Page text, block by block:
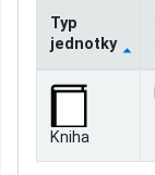
Jednotky
Typ
jednotky
Kniha